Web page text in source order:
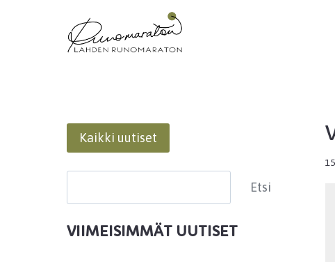
Kaikki uutiset
Etsi
VIIMEISIMMÄT UUTISET